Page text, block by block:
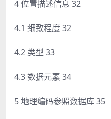
4 位置描述信息 32
4.1 细致程度 32
4.2 类型 33
4.3 数据元素 34
5 地理编码参照数据库 35